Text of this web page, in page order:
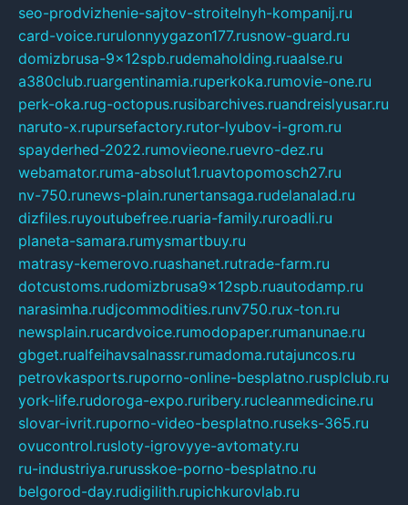
seo-prodvizhenie-sajtov-stroitelnyh-kompanij.ru
card-voice.rurulonnyygazon177.rusnow-guard.ru
domizbrusa-9x12spb.rudemaholding.ruaalse.ru
a380club.ruargentinamia.ruperkoka.rumovie-one.ru
perk-oka.rug-octopus.rusibarchives.ruandreislyusar.ru
naruto-x.rupursefactory.rutor-lyubov-i-grom.ru
spayderhed-2022.rumovieone.ruevro-dez.ru
webamator.ruma-absolut1.ruavtopomosch27.ru
nv-750.runews-plain.runertansaga.rudelanalad.ru
dizfiles.ruyoutubefree.ruaria-family.ruroadli.ru
planeta-samara.rumysmartbuy.ru
matrasy-kemerovo.ruashanet.rutrade-farm.ru
dotcustoms.rudomizbrusa9x12spb.ruautodamp.ru
narasimha.rudjcommodities.runv750.rux-ton.ru
newsplain.rucardvoice.rumodopaper.rumanunae.ru
gbget.rualfeihavsalnassr.rumadoma.rutajuncos.ru
petrovkasports.ruporno-online-besplatno.rusplclub.ru
york-life.rudoroga-expo.ruribery.rucleanmedicine.ru
slovar-ivrit.ruporno-video-besplatno.ruseks-365.ru
ovucontrol.rusloty-igrovyye-avtomaty.ru
ru-industriya.rurusskoe-porno-besplatno.ru
belgorod-day.rudigilith.rupichkurovlab.ru